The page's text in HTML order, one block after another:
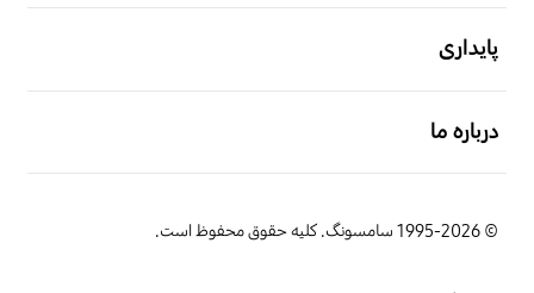
پایداری
درباره ما
© 1995-2026 سامسونگ. کلیه حقوق محفوظ است.